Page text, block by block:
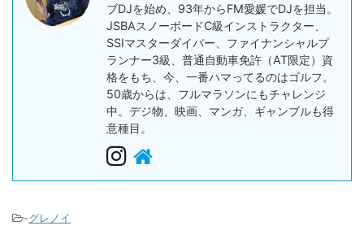
ブDJを始め、93年からFM愛媛でDJを担当。
JSBAスノーボードC級インストラクター、
SSIマスターダイバー、ファイナンシャルプ
ランナー3級、普通自動車免許（AT限定）資
格をもち、今、一番ハマってるのはゴルフ。
50歳からは、フルマラソンにもチャレンジ
中。デジ物、映画、マンガ、ギャンブルも得
意種目。
-グレノイ